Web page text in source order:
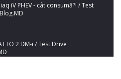
iV PHEV - cât consumă?! / Test
2 DM-i / Test Drive